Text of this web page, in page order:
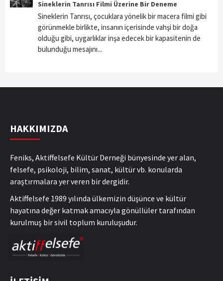
Sineklerin Tanrısı Filmi Üzerine Bir Deneme
Sineklerin Tanrısı, çocuklara yönelik bir macera filmi gibi
görünmekle birlikte, insanın içerisinde vahşi bir doğa
olduğu gibi, uygarlıklar inşa edecek bir kapasitenin de
bulunduğu mesajını...
HAKKIMIZDA
Feniks, Aktiffelsefe Kültür Derneği bünyesinde yer alan,
felsefe, psikoloji, bilim, sanat, kültür vb. konularda
araştırmalara yer veren bir dergidir.
Aktiffelsefe 1989 yılında ülkemizin düşünce ve kültür
hayatına değer katmak amacıyla gönüllüler tarafından
kurulmuş bir sivil toplum kuruluşudur.